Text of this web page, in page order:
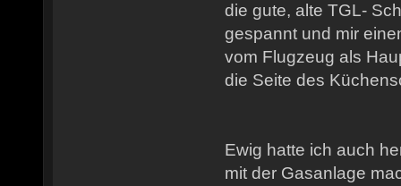
die gute, alte TGL-
gespannt und mir
vom Flugzeug als
die Seite des
Ewig hatte ich auch
mit der Gasanlage